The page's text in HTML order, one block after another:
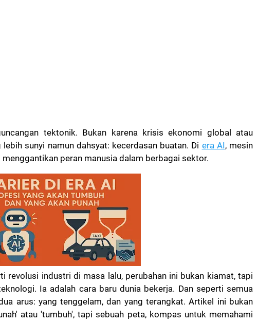
tektonik. Bukan karena krisis ekonomi global atau
sunyi namun dahsyat: kecerdasan buatan. Di era AI, mesin
peran manusia dalam berbagai sektor.
revolusi industri di masa lalu, perubahan ini bukan kiamat, tapi
Ia adalah cara baru dunia bekerja. Dan seperti semua
arus: yang tenggelam, dan yang terangkat. Artikel ini bukan
atau 'tumbuh', tapi sebuah peta, kompas untuk memahami